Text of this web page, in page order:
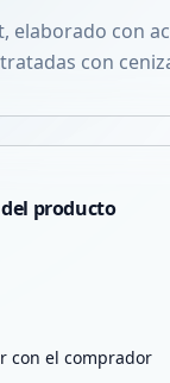
elaborado con
con
producto
con el comprador